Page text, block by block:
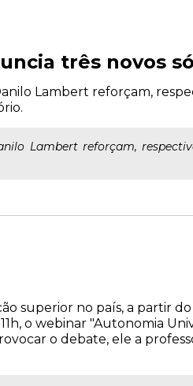
três novos
Lambert reforçam,
Lambert reforçam,
superior no país, a partir
o webinar "Autonomia
o debate, ele a